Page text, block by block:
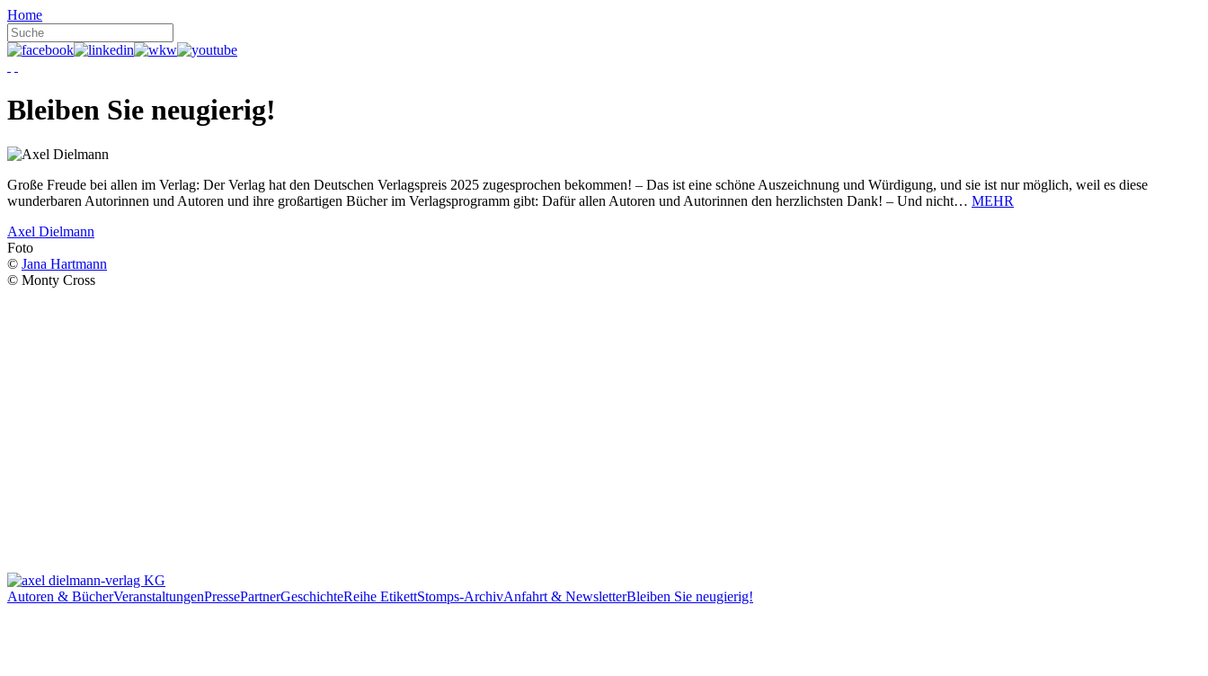
Home
Bleiben Sie neugierig!
Große Freude bei allen im Verlag: Der Verlag hat den Deutschen Verlagspreis 2025 zugesprochen bekommen! – Das ist eine schöne Auszeichnung und Würdigung, und sie ist nur möglich, weil es diese
wunderbaren Autorinnen und Autoren und ihre großartigen Bücher im Verlagsprogramm gibt: Dafür allen Autoren und Autorinnen den herzlichsten Dank! – Und nicht… MEHR
Axel Dielmann
Foto
© Jana Hartmann
© Monty Cross
Autoren & BücherVeranstaltungenPressePartnerGeschichteReihe EtikettStomps-ArchivAnfahrt & NewsletterBleiben Sie neugierig!